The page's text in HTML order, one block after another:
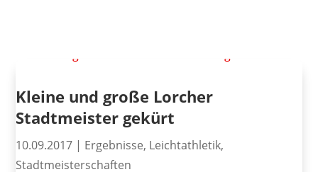
Kleine und große Lorcher
Stadtmeister gekürt
10.09.2017 | Ergebnisse, Leichtathletik,
Stadtmeisterschaften